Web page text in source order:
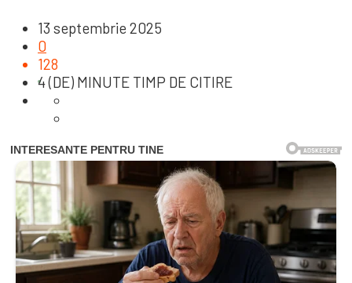
13 septembrie 2025
0
128
4 (DE) MINUTE TIMP DE CITIRE